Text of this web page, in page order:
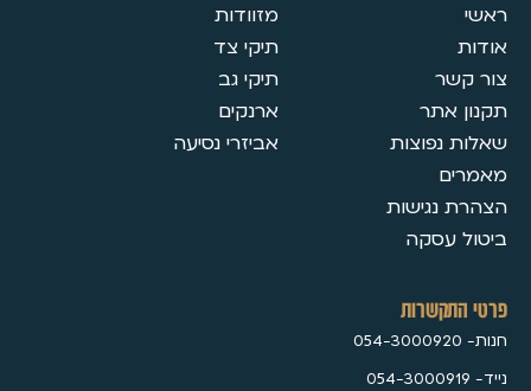
ראשי
אודות
צור קשר
תקנון אתר
שאלות נפוצות
מאמרים
הצהרת נגישות
ביטול עסקה
מזוודות
תיקי צד
תיקי גב
ארנקים
אביזרי נסיעה
פרטי התקשרות
חנות- 054-3000920
נייד- 054-3000919